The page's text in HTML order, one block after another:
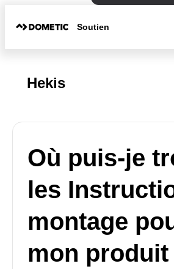
Soutien
Hekis
Où puis-je
les
montage
mon produit